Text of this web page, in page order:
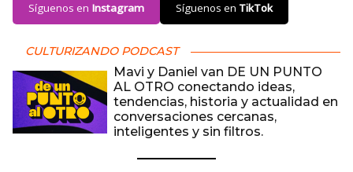
Síguenos en Instagram Síguenos en TikTok
CULTURIZANDO PODCAST
Mavi y Daniel van DE UN PUNTO
AL OTRO conectando ideas,
tendencias, historia y actualidad en
conversaciones cercanas,
inteligentes y sin filtros.